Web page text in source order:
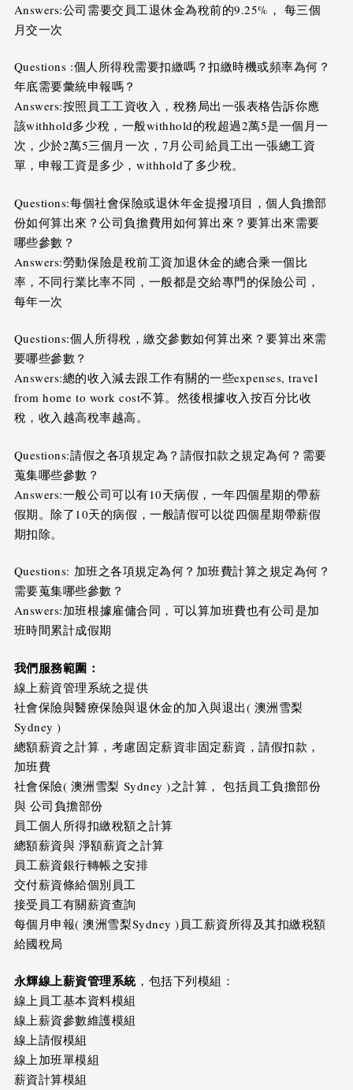
Answers:公司需要交員工退休金為稅前的9.25%， 每三個
月交一次
Questions :個人所得稅需要扣繳嗎？扣繳時機或頻率為何？
年底需要彙統申報嗎？
Answers:按照員工工資收入，稅務局出一張表格告訴你應
該withhold多少稅，一般withhold的稅超過2萬5是一個月一
次，少於2萬5三個月一次，7月公司給員工出一張總工資
單，申報工資是多少，withhold了多少稅。
Questions:每個社會保險或退休年金提撥項目，個人負擔部
份如何算出來？公司負擔費用如何算出來？要算出來需要
哪些參數？
Answers:勞動保險是稅前工資加退休金的總合乘一個比
率，不同行業比率不同，一般都是交給專門的保險公司，
每年一次
Questions:個人所得稅，繳交參數如何算出來？要算出來需
要哪些參數？
Answers:總的收入減去跟工作有關的一些expenses, travel
from home to work cost不算。然後根據收入按百分比收
稅，收入越高稅率越高。
Questions:請假之各項規定為？請假扣款之規定為何？需要
蒐集哪些參數？
Answers:一般公司可以有10天病假，一年四個星期的帶薪
假期。除了10天的病假，一般請假可以從四個星期帶薪假
期扣除。
Questions: 加班之各項規定為何？加班費計算之規定為何？
需要蒐集哪些參數？
Answers:加班根據雇傭合同，可以算加班費也有公司是加
班時間累計成假期
我們服務範圍：
線上薪資管理系統之提供
社會保險與醫療保險與退休金的加入與退出( 澳洲雪梨
Sydney )
總額薪資之計算，考慮固定薪資非固定薪資，請假扣款，
加班費
社會保險( 澳洲雪梨 Sydney )之計算， 包括員工負擔部份
與 公司負擔部份
員工個人所得扣繳稅額之計算
總額薪資與 淨額薪資之計算
員工薪資銀行轉帳之安排
交付薪資條給個別員工
接受員工有關薪資查詢
每個月申報( 澳洲雪梨Sydney )員工薪資所得及其扣繳税額
給國稅局
永輝線上薪資管理系統 ，包括下列模組：
線上員工基本資料模組
線上薪資參數維護模組
線上請假模組
線上加班單模組
薪資計算模組